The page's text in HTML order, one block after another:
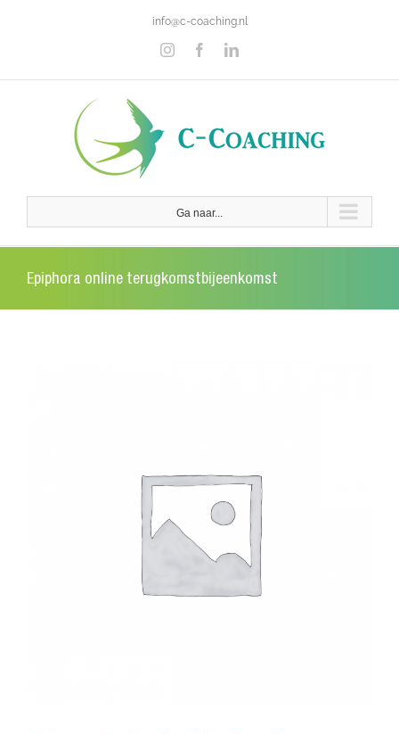
info@c-coaching.nl
InstagramFacebookLinkedIn
Ga naar...
Epiphora online terugkomstbijeenkomst